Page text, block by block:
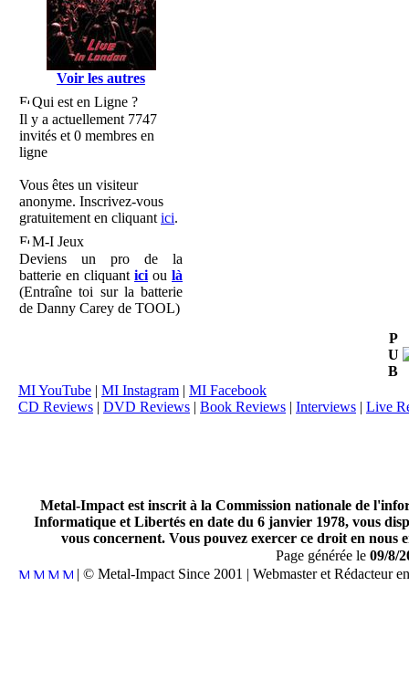
Voir les autres
Qui est en Ligne ?
Il y a actuellement 7747
invités et 0 membres en
ligne
Vous êtes un visiteur
anonyme. Inscrivez-vous
gratuitement en cliquant ici.
M-I Jeux
Deviens un pro de la
batterie en cliquant ici ou là
(Entraîne toi sur la batterie
de Danny Carey de TOOL)
P
U
B
MI YouTube | MI Instagram | MI Facebook
CD Reviews | DVD Reviews | Book Reviews | Interviews | Live
Metal-Impact est inscrit à la Commission nationale de
Informatique et Libertés en date du 6 janvier 1978, vous
vous concernent. Vous pouvez exercer ce droit en
Page générée le 09/8/
| © Metal-Impact Since 2001 | Webmaster et Rédacteur